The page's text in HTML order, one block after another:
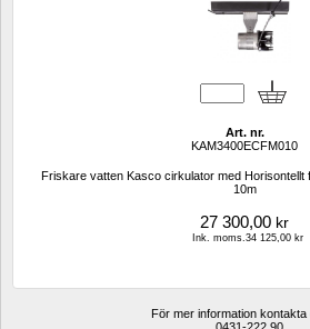
Art. nr.
KAM3400ECFM010
Friskare vatten Kasco cirkulator med Horisontellt
10m
27 300,00 kr
Ink. moms.34 125,00 kr
För mer information